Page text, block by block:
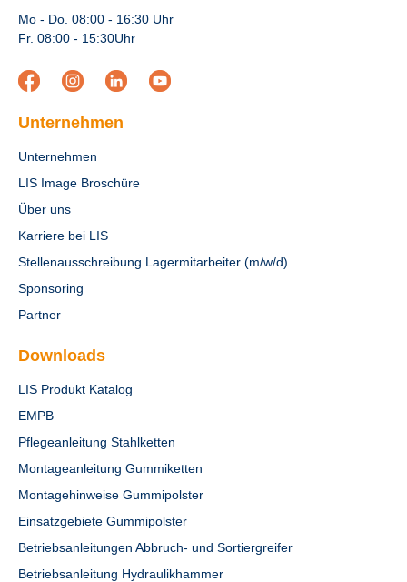
Mo - Do. 08:00 - 16:30 Uhr
Fr. 08:00 - 15:30Uhr
Unternehmen
Unternehmen
LIS Image Broschüre
Über uns
Karriere bei LIS
Stellenausschreibung Lagermitarbeiter (m/w/d)
Sponsoring
Partner
Downloads
LIS Produkt Katalog
EMPB
Pflegeanleitung Stahlketten
Montageanleitung Gummiketten
Montagehinweise Gummipolster
Einsatzgebiete Gummipolster
Betriebsanleitungen Abbruch- und Sortiergreifer
Betriebsanleitung Hydraulikhammer